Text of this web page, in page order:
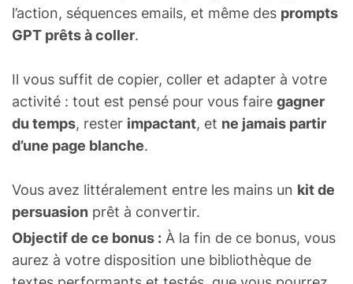
l’action, séquences emails, et même des prompts
GPT prêts à coller.
Il vous suffit de copier, coller et adapter à votre
activité : tout est pensé pour vous faire gagner
du temps, rester impactant, et ne jamais partir
d’une page blanche.
Vous avez littéralement entre les mains un kit de
persuasion prêt à convertir.
Objectif de ce bonus : À la fin de ce bonus, vous
aurez à votre disposition une bibliothèque de